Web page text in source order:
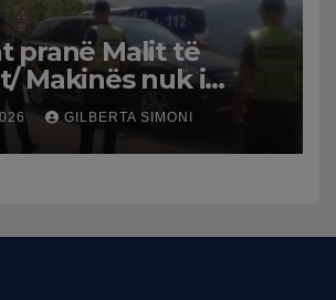
pranë Malit të
Makinës nuk i
dhe doli nga
7 persona,
të rëndë te
GILBERTA SIMONI